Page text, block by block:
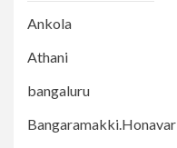
Ankola
Athani
bangaluru
Bangaramakki.Honavar